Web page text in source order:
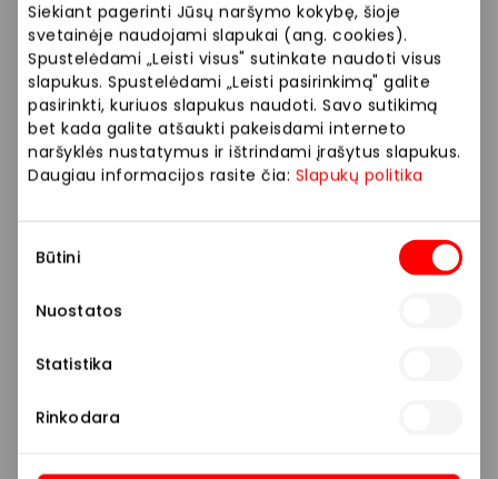
Siekiant pagerinti Jūsų naršymo kokybę, šioje
svetainėje naudojami slapukai (ang. cookies).
Spustelėdami „Leisti visus" sutinkate naudoti visus
slapukus. Spustelėdami „Leisti pasirinkimą" galite
pasirinkti, kuriuos slapukus naudoti. Savo sutikimą
bet kada galite atšaukti pakeisdami interneto
naršyklės nustatymus ir ištrindami įrašytus slapukus.
Daugiau informacijos rasite čia: Slapukų politika
pasirinkimas
Būtini
Nuostatos
Statistika
Rinkodara